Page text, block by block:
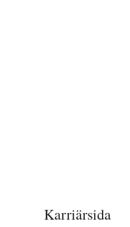
Karriärsida